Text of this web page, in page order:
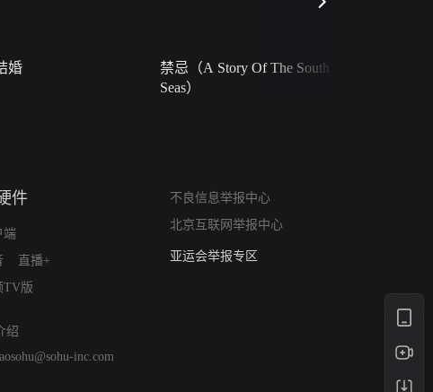
婚
禁忌（A Story Of The South
Seas）
件
端
直播+
TV版
不良信息举报中心
北京互联网举报中心
算法推荐专项举报
亚运会举报专区
绍
inc.com